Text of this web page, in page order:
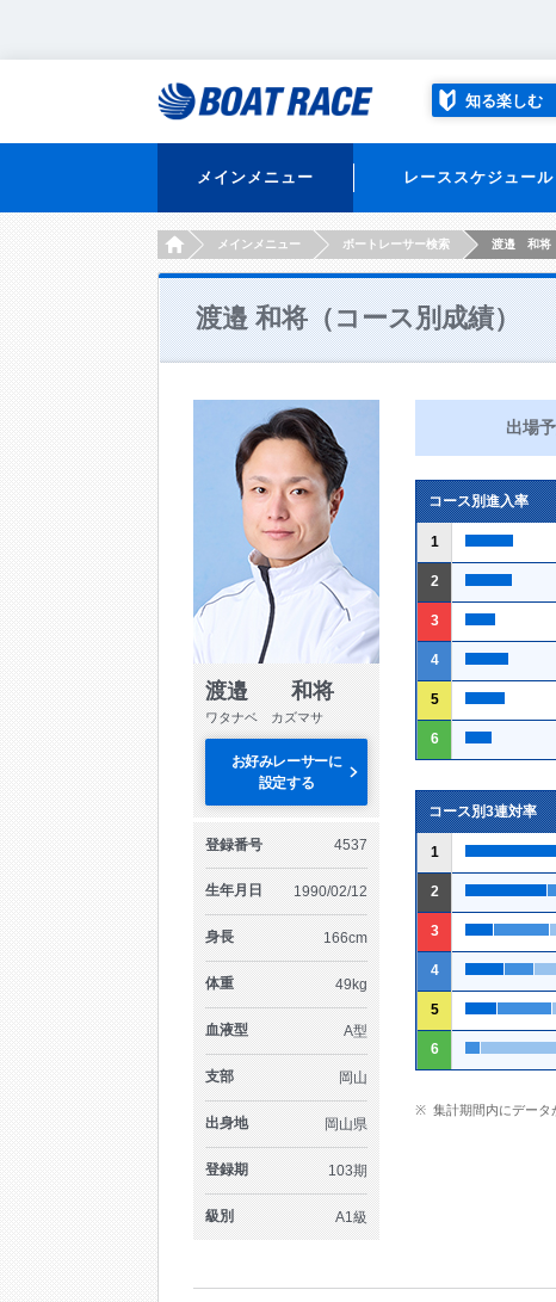
知る楽しむ
メインメニュー レーススケジュール
HOMEメインメニュー ボートレーサー検索 渡邉 和将
渡邉 和将（コース別成績）
渡邉 和将
ワタナベ カズマサ
お好みレーサーに
設定する
登録番号 4537
生年月日 1990/02/12
身長 166cm
体重 49kg
血液型 A型
支部 岡山
出身地 岡山県
登録期 103期
級別 A1級
出場
コース別進入率
1
2
3
4
5
6
コース別3連対率
1
2
3
4
5
6
集計期間内にデータ